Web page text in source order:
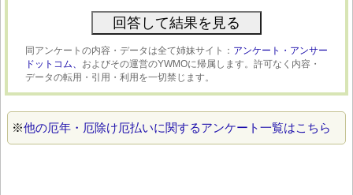
同アンケートの内容・データは全て姉妹サイト： アンケート・アンサー
ドットコム、 およびその運営のYWMOに帰属します。許可なく内容・
データの転用・引用・利用を一切禁じます。
※他の厄年・厄除け厄払いに関するアンケート一覧はこちら